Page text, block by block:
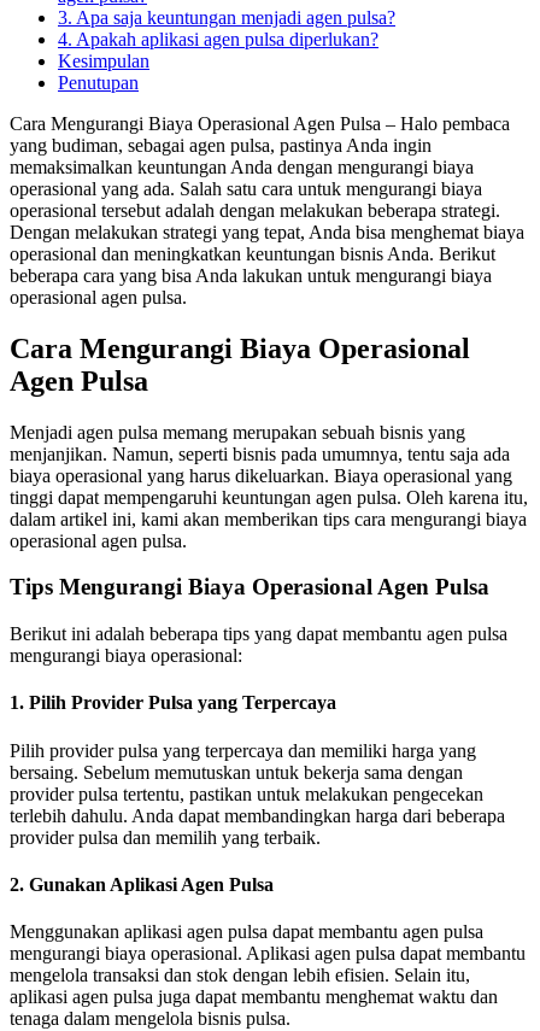
3. Apa saja keuntungan menjadi agen pulsa?
4. Apakah aplikasi agen pulsa diperlukan?
Kesimpulan
Penutupan
Cara Mengurangi Biaya Operasional Agen Pulsa – Halo pembaca
yang budiman, sebagai agen pulsa, pastinya Anda ingin
memaksimalkan keuntungan Anda dengan mengurangi biaya
operasional yang ada. Salah satu cara untuk mengurangi biaya
operasional tersebut adalah dengan melakukan beberapa strategi.
Dengan melakukan strategi yang tepat, Anda bisa menghemat biaya
operasional dan meningkatkan keuntungan bisnis Anda. Berikut
beberapa cara yang bisa Anda lakukan untuk mengurangi biaya
operasional agen pulsa.
Cara Mengurangi Biaya Operasional
Agen Pulsa
Menjadi agen pulsa memang merupakan sebuah bisnis yang
menjanjikan. Namun, seperti bisnis pada umumnya, tentu saja ada
biaya operasional yang harus dikeluarkan. Biaya operasional yang
tinggi dapat mempengaruhi keuntungan agen pulsa. Oleh karena itu,
dalam artikel ini, kami akan memberikan tips cara mengurangi biaya
operasional agen pulsa.
Tips Mengurangi Biaya Operasional Agen Pulsa
Berikut ini adalah beberapa tips yang dapat membantu agen pulsa
mengurangi biaya operasional:
1. Pilih Provider Pulsa yang Terpercaya
Pilih provider pulsa yang terpercaya dan memiliki harga yang
bersaing. Sebelum memutuskan untuk bekerja sama dengan
provider pulsa tertentu, pastikan untuk melakukan pengecekan
terlebih dahulu. Anda dapat membandingkan harga dari beberapa
provider pulsa dan memilih yang terbaik.
2. Gunakan Aplikasi Agen Pulsa
Menggunakan aplikasi agen pulsa dapat membantu agen pulsa
mengurangi biaya operasional. Aplikasi agen pulsa dapat membantu
mengelola transaksi dan stok dengan lebih efisien. Selain itu,
aplikasi agen pulsa juga dapat membantu menghemat waktu dan
tenaga dalam mengelola bisnis pulsa.